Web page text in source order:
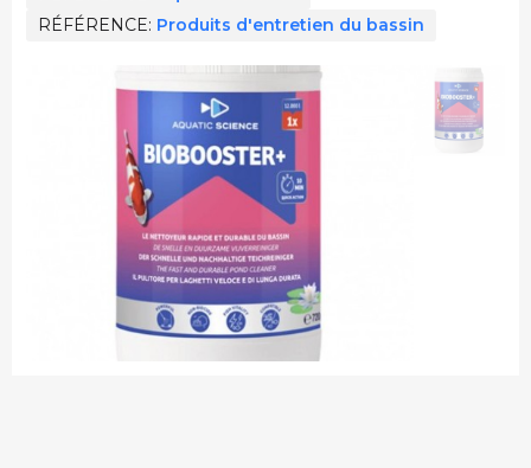
RÉFÉRENCE Produits d'entretien du bassin